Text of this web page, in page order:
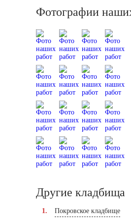
Фотографии
Другие кладбища
Покровское кладбище